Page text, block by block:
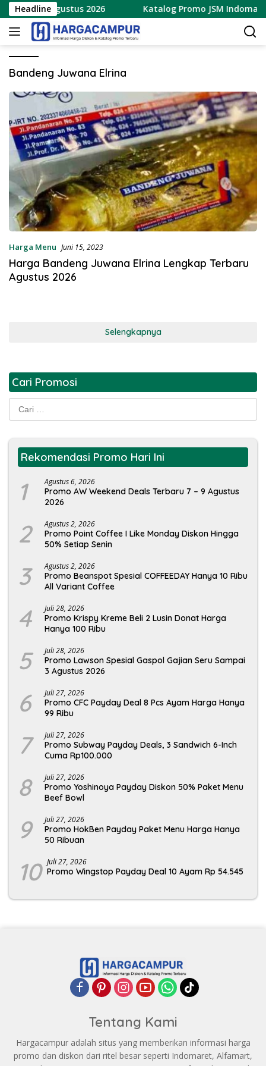
Langsung
ke
konten
Headline
7 – 9 Agustus 2026 Katalog Promo JSM
Bandeng Juwana Elrina
Harga Menu Juni 15, 2023
Harga Bandeng Juwana Elrina Lengkap Terbaru
Agustus 2026
Selengkapnya
Cari Promosi
Cari
untuk:
Rekomendasi Promo Hari Ini
1 Agustus 6, 2026
Promo AW Weekend Deals Terbaru 7 – 9 Agustus
2026
2 Agustus 2, 2026
Promo Point Coffee I Like Monday Diskon Hingga
50% Setiap Senin
3 Agustus 2, 2026
Promo Beanspot Spesial COFFEEDAY Hanya 10 Ribu
All Variant Coffee
4 Juli 28, 2026
Promo Krispy Kreme Beli 2 Lusin Donat Harga
Hanya 100 Ribu
5 Juli 28, 2026
Promo Lawson Spesial Gaspol Gajian Seru Sampai
3 Agustus 2026
6 Juli 27, 2026
Promo CFC Payday Deal 8 Pcs Ayam Harga Hanya
99 Ribu
7 Juli 27, 2026
Promo Subway Payday Deals, 3 Sandwich 6-Inch
Cuma Rp100.000
8 Juli 27, 2026
Promo Yoshinoya Payday Diskon 50% Paket Menu
Beef Bowl
9 Juli 27, 2026
Promo HokBen Payday Paket Menu Harga Hanya
50 Ribuan
10 Juli 27, 2026
Promo Wingstop Payday Deal 10 Ayam Rp 54.545
Tentang Kami
Hargacampur adalah situs yang memberikan informasi harga
promo dan diskon dari ritel besar seperti Indomaret, Alfamart,